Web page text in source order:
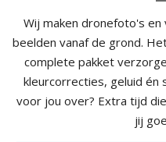
Wij maken dronefoto's
beelden vanaf de grond.
complete pakket
kleurcorrecties, geluid én
voor jou over? Extra tijd
jij